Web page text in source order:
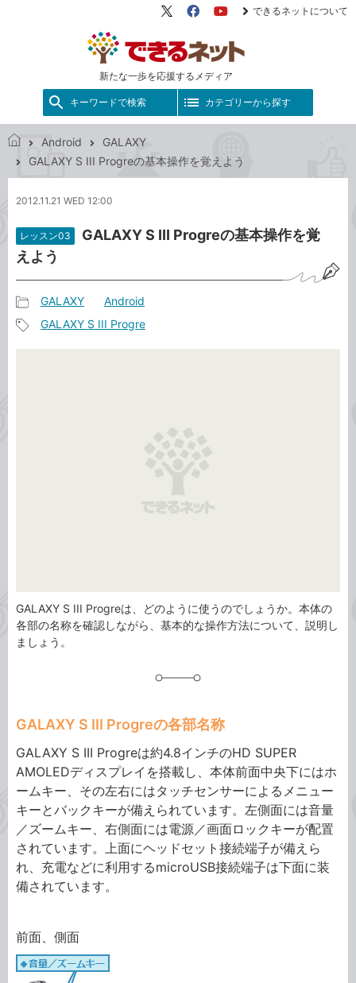
新たな一歩を応援するメディア
X（旧
FacebookYouTube
できるネットについて
キーワードで検索 カテゴリーから探す
で
ネ
ト
Android
GALAXY
GALAXY S III Progreの基本操作を覚えよう
2012.11.21 WED 12:00
レッスン03
GALAXY S III Progreの基本操作を覚
えよう
事
カ
GALAXY Android
GALAXY S III Progre
GALAXY S III Progreは、どのように使うのでしょうか。本体の
各部の名称を確認しながら、基本的な操作方法について、説明し
ましょう。
GALAXY S III Progreの各部名称
GALAXY S III Progreは約4.8インチのHD SUPER
AMOLEDディスプレイを搭載し、本体前面中央下にはホ
ームキー、その左右にはタッチセンサーによるメニュー
キーとバックキーが備えられています。左側面には音量
／ズームキー、右側面には電源／画面ロックキーが配置
されています。上面にヘッドセット接続端子が備えら
れ、充電などに利用するmicroUSB接続端子は下面に装
備されています。
前面、側面